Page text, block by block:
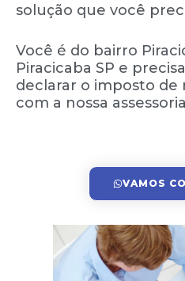
solução que você
Você é do bairro
Piracicaba SP e
declarar o imposto de
com a nossa
VAMOS